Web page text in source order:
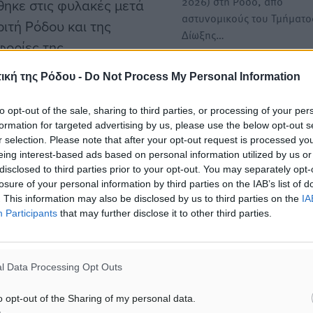
της Ρόδου - Do Not Process My Personal Information
opt-out of the sale, sharing to third parties, or processing of your
for targeted advertising by us, please use the below opt-out
selection. Please note that after your opt-out request is processed
interest-based ads based on personal information utilized by us
to third parties prior to your opt-out. You may separately
of your personal information by third parties on the IAB’s list of
This information may also be disclosed by us to third parties on the
Participants that may further disclose it to other third parties.
Data Processing Opt Outs
opt-out of the Sharing of my personal data.
στις φυλακές μετά
Ρόδου και της
της
υπεράσπισής
Ρόδου κατά του
επιβληθεί, ζητώντας
πίσω από τα
προσωρινή κράτηση
αστυνομική
του, έπειτα από
αρμόδια υπηρεσία.
ο ημεδαπός, ο οποίος
αστυνομικούς του
Δίωξης…
Συνελήφθη 33χρονος με 2
Συνελήφθη χθες (Τετάρτη
Απριλίου 2026) στη Ρόδο,
αστυνομικούς του
Ελεύθερος με
όρους ο 66χρονος που
κατηγορείται για φυτεία με
ελεύθερος με απαγόρευση